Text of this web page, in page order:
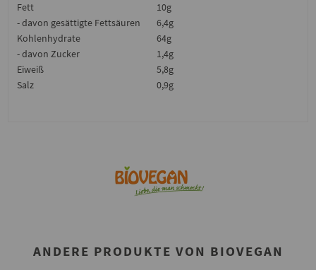
Fett
10g
- davon gesättigte Fettsäuren
6,4g
Kohlenhydrate
64g
- davon Zucker
1,4g
Eiweiß
5,8g
Salz
0,9g
ANDERE PRODUKTE VON BIOVEGAN